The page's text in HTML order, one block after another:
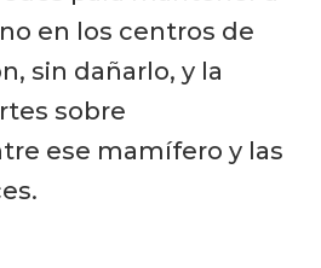
en los centros de
sin dañarlo, y la
sobre
ese mamífero y las